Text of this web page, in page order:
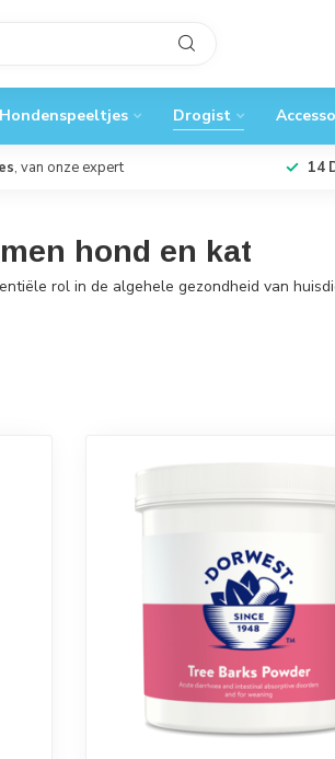
Hondenspeeltjes Drogist
, van onze expert 14
hond en kat
rol in de algehele gezondheid van